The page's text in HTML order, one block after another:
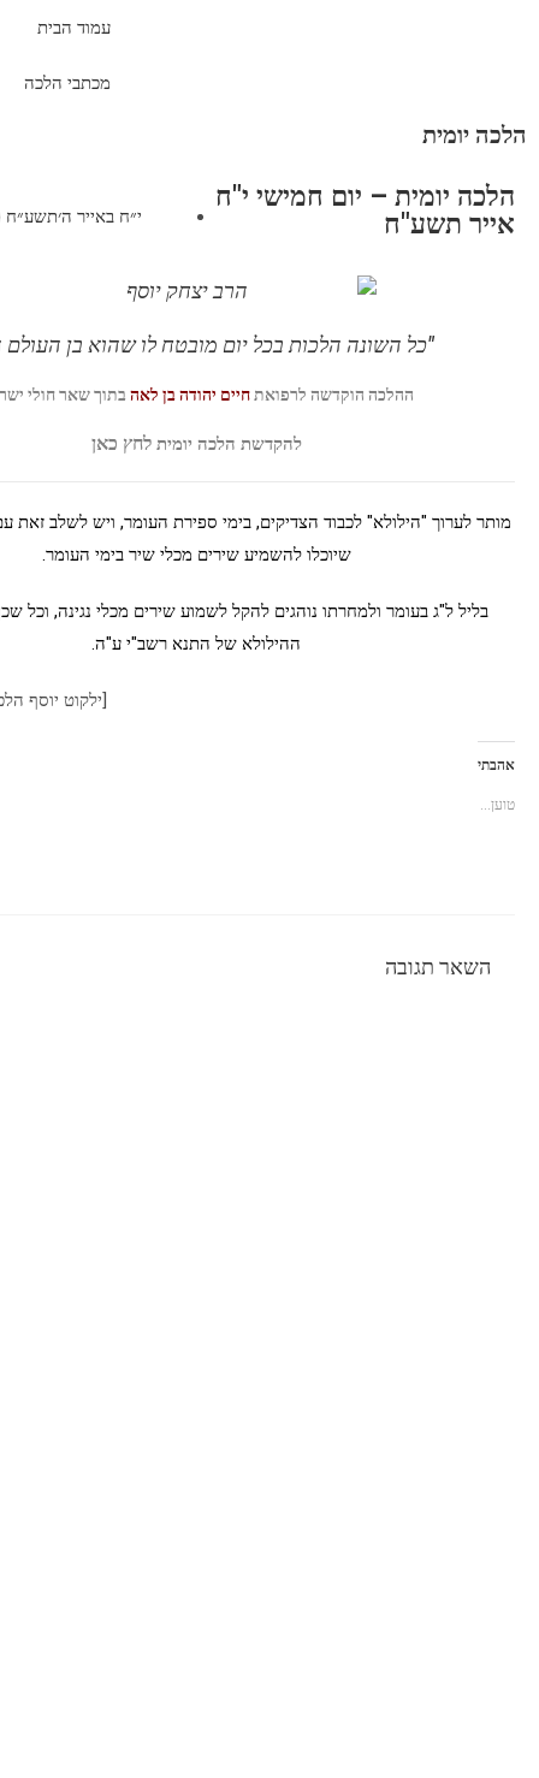
עמוד הבית
מכתבי הלכה
הלכה יומית
הלכה יומית – יום חמישי י"ח
אייר תשע"ח
י״ח באייר ה׳תשע״ח (מאי
"כל השונה הלכות בכל יום מובטח לו שהוא בן
ההלכה הוקדשה לרפואתחיים יהודה בן לאה בתוך שאר חולי
להקדשת הלכה יומיתלחץ כאן
מותר לערוך "הילולא" לכבוד הצדיקים, בימי ספירת העומר, ויש לשלב זאת
שיוכלו להשמיע שירים מכלי שיר בימי העומר.
בליל ל"ג בעומר ולמחרתו נוהגים להקל לשמוע שירים מכלי נגינה, וכל
ההילולא של התנא רשב"י ע"ה.
[ילקוט יוסף
אהבתי
טוען...
השאר תגובה